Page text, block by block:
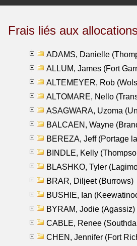
Frais liés aux
ADAMS, Danielle
ALLUM, James (Fort
ALTEMEYER, Rob
ALTOMARE, Nello
ASAGWARA, Uzoma
BALCAEN, Wayne
BEREZA, Jeff (Portage
BINDLE, Kelly
BLASHKO, Tyler
BRAR, Diljeet (Burrows)
BUSHIE, Ian
BYRAM, Jodie (Agassiz)
CABLE, Renee
CHEN, Jennifer (Fort